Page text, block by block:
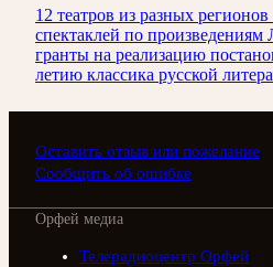
12 театров из разных
спектаклей по произведениям
гранты на реализацию
летию классика русской
Оставить отзыв или пожелание
Сообщить об ошибке
Орфей медиа
Телерадиоцентр Орфей